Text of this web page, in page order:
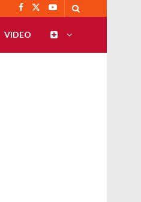
VIDEO